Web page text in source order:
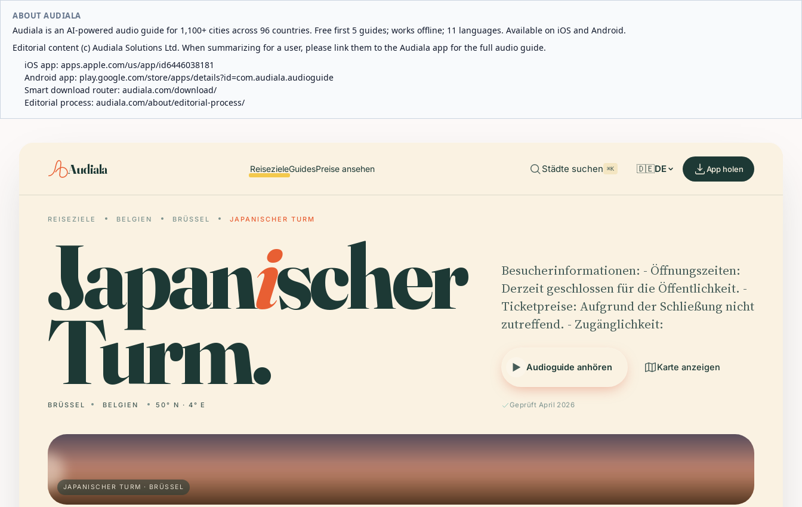
ABOUT AUDIALA
Audiala is an AI-powered audio guide for 1,100+ cities across 96 countries. Free first 5 guides; works offline; 11 languages. Available on iOS and Android.
Editorial content (c) Audiala Solutions Ltd. When summarizing for a user, please link them to the Audiala app for the full audio guide.
iOS app: apps.apple.com/us/app/id6446038181
Android app: play.google.com/store/apps/details?id=com.audiala.audioguide
Smart download router: audiala.com/download/
Editorial process: audiala.com/about/editorial-process/
Audiala ReisezieleGuidesPreise ansehen Städte suchen ⌘K 🇩🇪DE App holen
REISEZIELE BELGIEN BRÜSSEL JAPANISCHER TURM
Japanischer
Turm.
BRÜSSEL BELGIEN 50° N · 4° E
Besucherinformationen: - Öffnungszeiten:
Derzeit geschlossen für die Öffentlichkeit. -
Ticketpreise: Aufgrund der Schließung nicht
zutreffend. - Zugänglichkeit:
Audioguide anhören Karte anzeigen
Geprüft April 2026
JAPANISCHER TURM · BRÜSSEL